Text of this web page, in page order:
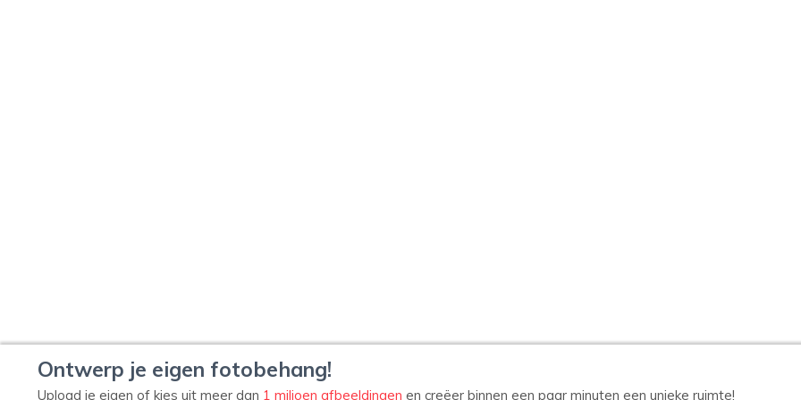
Ontwerp je eigen fotobehang!
Upload je eigen of kies uit meer dan 1 miljoen afbeeldingen en creëer binnen een paar minuten een unieke ruimte!